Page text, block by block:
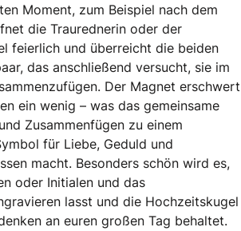
Moment, zum Beispiel nach dem
die Traurednerin oder der
feierlich und überreicht die beiden
das anschließend versucht, sie im
Der Magnet erschwert
ein wenig – was das gemeinsame
Zusammenfügen zu einem
für Liebe, Geduld und
macht. Besonders schön wird es,
oder Initialen und das
lasst und die Hochzeitskugel
an euren großen Tag behaltet.